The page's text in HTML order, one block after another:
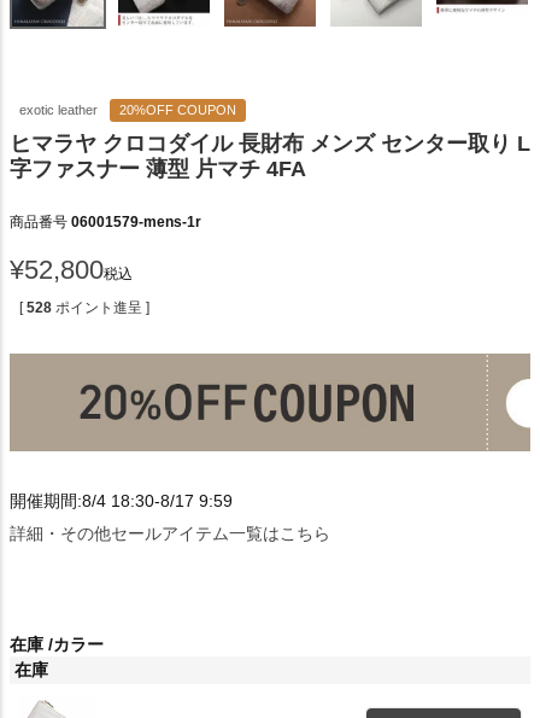
exotic leather 20%OFF COUPON
ヒマラヤ クロコダイル 長財布 メンズ センター取り L
字ファスナー 薄型 片マチ 4FA
商品番号 06001579-mens-1r
¥52,800税込
[ 528 ポイント進呈 ]
開催期間:8/4 18:30-8/17 9:59
詳細・その他セールアイテム一覧はこちら
在庫 カラー
在庫